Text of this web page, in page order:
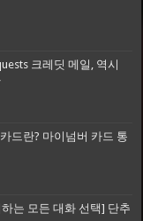
크레딧 메일, 역시
드란? 마이넘버 카드 통
는 모든 대화 선택] 단추